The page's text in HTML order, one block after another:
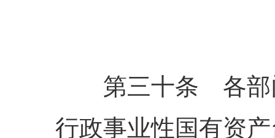
第三十条 各部门
行政事业性国有资